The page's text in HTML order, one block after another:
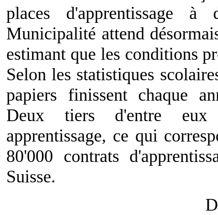
places d'apprentissage à
Municipalité attend
estimant que les conditions
Selon les statistiques
papiers finissent chaque
Deux tiers d'entre eux
apprentissage, ce qui
80'000 contrats
Suisse.